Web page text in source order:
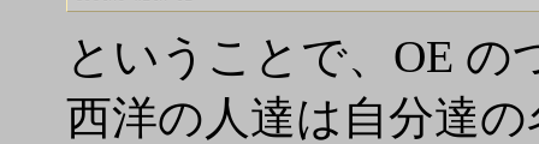
ということで、OE の
西洋の人達は自分達